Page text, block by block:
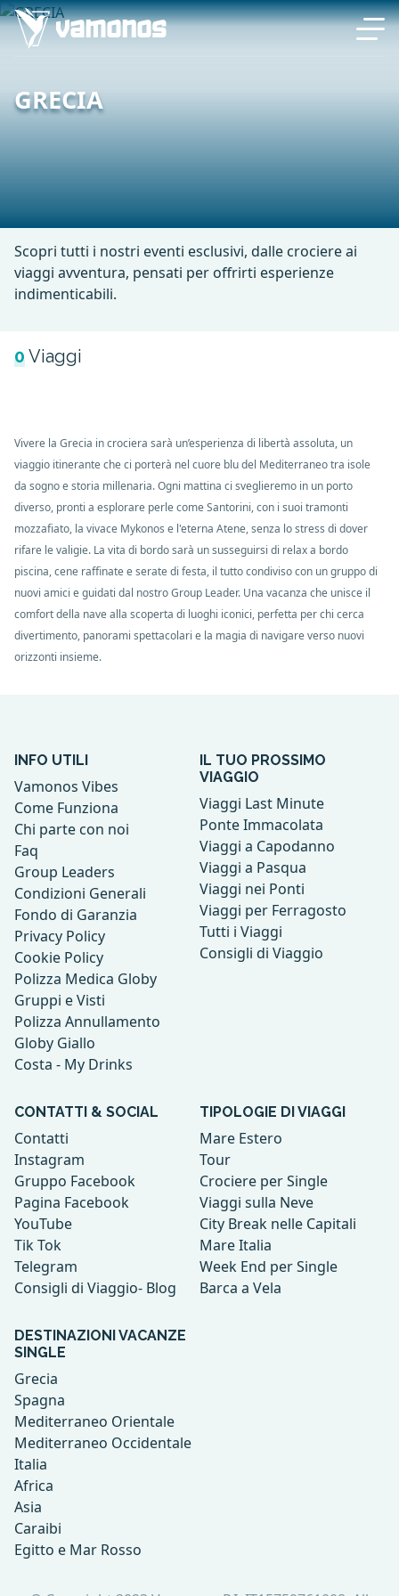
GRECIA
Scopri tutti i nostri eventi esclusivi, dalle crociere ai
viaggi avventura, pensati per offrirti esperienze
indimenticabili.
0Viaggi
Vivere la Grecia in crociera sarà un’esperienza di libertà assoluta, un
viaggio itinerante che ci porterà nel cuore blu del Mediterraneo tra isole
da sogno e storia millenaria. Ogni mattina ci sveglieremo in un porto
diverso, pronti a esplorare perle come Santorini, con i suoi tramonti
mozzafiato, la vivace Mykonos e l'eterna Atene, senza lo stress di dover
rifare le valigie. La vita di bordo sarà un susseguirsi di relax a bordo
piscina, cene raffinate e serate di festa, il tutto condiviso con un gruppo di
nuovi amici e guidati dal nostro Group Leader. Una vacanza che unisce il
comfort della nave alla scoperta di luoghi iconici, perfetta per chi cerca
divertimento, panorami spettacolari e la magia di navigare verso nuovi
orizzonti insieme.
INFO UTILI
Vamonos Vibes
Come Funziona
Chi parte con noi
Faq
Group Leaders
Condizioni Generali
Fondo di Garanzia
Privacy Policy
Cookie Policy
Polizza Medica Globy
Gruppi e Visti
Polizza Annullamento
Globy Giallo
Costa - My Drinks
IL TUO PROSSIMO
VIAGGIO
Viaggi Last Minute
Ponte Immacolata
Viaggi a Capodanno
Viaggi a Pasqua
Viaggi nei Ponti
Viaggi per Ferragosto
Tutti i Viaggi
Consigli di Viaggio
CONTATTI & SOCIAL
Contatti
Instagram
Gruppo Facebook
Pagina Facebook
YouTube
Tik Tok
Telegram
Consigli di Viaggio- Blog
TIPOLOGIE DI VIAGGI
Mare Estero
Tour
Crociere per Single
Viaggi sulla Neve
City Break nelle Capitali
Mare Italia
Week End per Single
Barca a Vela
DESTINAZIONI VACANZE
SINGLE
Grecia
Spagna
Mediterraneo Orientale
Mediterraneo Occidentale
Italia
Africa
Asia
Caraibi
Egitto e Mar Rosso